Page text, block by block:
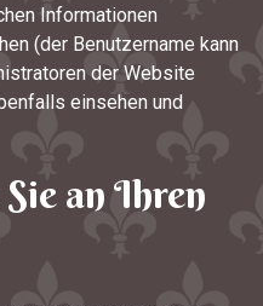
Informationen
(der Benutzername kann
der Website
einsehen und
an Ihren